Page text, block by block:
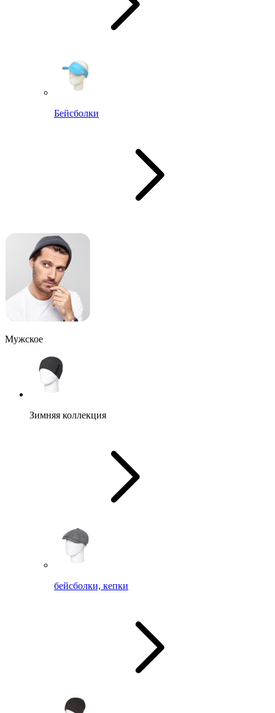
Бейсболки
Мужское
Зимняя коллекция
бейсболки, кепки